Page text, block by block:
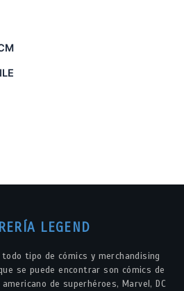
LEGEND
tipo de cómics y merchandising
se puede encontrar son cómics de
de superhéroes, Marvel, DC